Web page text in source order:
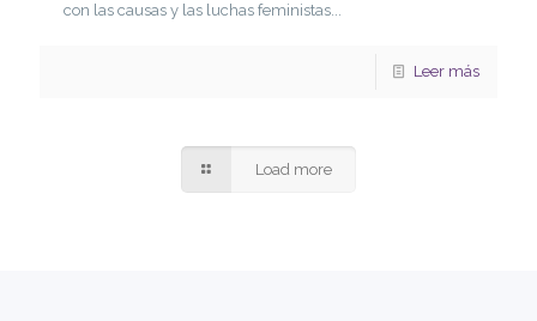
con las causas y las luchas feministas...
Leer más
Load more